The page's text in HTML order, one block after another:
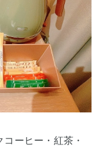
ーヒー・紅茶・